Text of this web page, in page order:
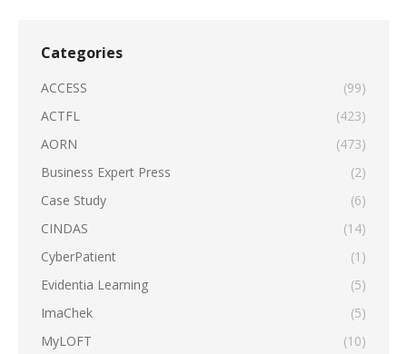
Categories
ACCESS
(99)
ACTFL
(423)
AORN
(473)
Business Expert Press
(2)
Case Study
(6)
CINDAS
(14)
CyberPatient
(1)
Evidentia Learning
(5)
ImaChek
(5)
MyLOFT
(10)